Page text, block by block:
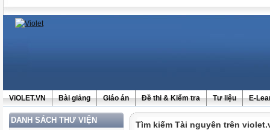
ViOLET.VN Bài giảng Giáo án Đề thi & Kiểm tra Tư liệu E-
DANH SÁCH THƯ VIỆN Tìm kiếm Tài nguyên trên